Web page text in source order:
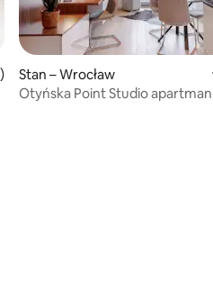
ocjena: 5/5, recenzija: 5
Stan – Wrocław
Otyńska Point Studio